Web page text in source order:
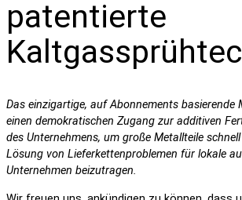
patentierte
Das einzigartige, auf Abonnements basierende
einen demokratischen Zugang zur additiven
des Unternehmens, um große Metallteile
Lösung von Lieferkettenproblemen für lokale
Unternehmen beizutragen.